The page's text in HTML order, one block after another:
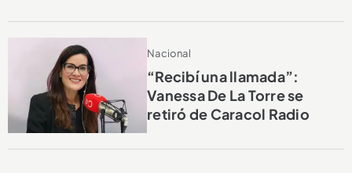
Nacional
“Recibí una llamada”:
Vanessa De La Torre se
retiró de Caracol Radio